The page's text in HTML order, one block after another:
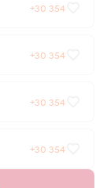
+30 354
+30 354
+30 354
+30 354